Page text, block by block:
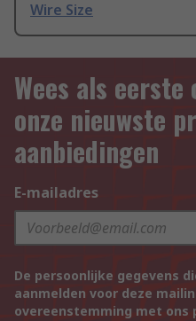
Wire Size
Wees als
onze nieuwste
aanbiedingen
E-mailadres
De persoonlijke gegevens
aanmelden voor deze
overeenstemming met ons